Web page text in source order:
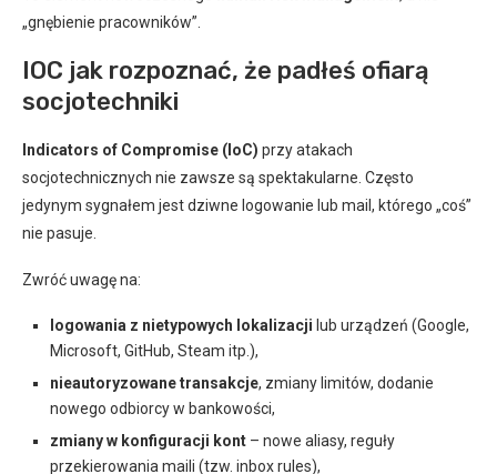
„gnębienie pracowników”.
IOC jak rozpoznać, że padłeś ofiarą
socjotechniki
Indicators of Compromise (IoC) przy atakach
socjotechnicznych nie zawsze są spektakularne. Często
jedynym sygnałem jest dziwne logowanie lub mail, którego „coś”
nie pasuje.
Zwróć uwagę na:
logowania z nietypowych lokalizacji lub urządzeń (Google,
Microsoft, GitHub, Steam itp.),
nieautoryzowane transakcje, zmiany limitów, dodanie
nowego odbiorcy w bankowości,
zmiany w konfiguracji kont – nowe aliasy, reguły
przekierowania maili (tzw. inbox rules),